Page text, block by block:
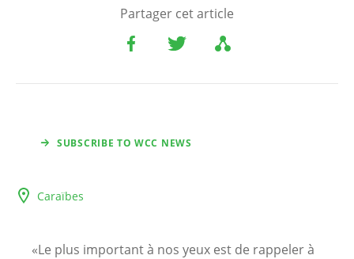
Partager cet article
SUBSCRIBE TO WCC NEWS
Caraïbes
«Le plus important à nos yeux est de rappeler à